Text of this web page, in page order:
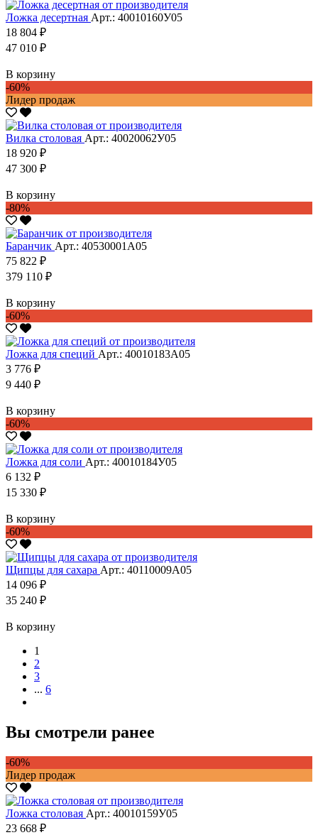
Ложка десертная Арт.: 40010160У05
18 804 ₽
47 010 ₽
В корзину
-60%
Лидер продаж
Вилка столовая Арт.: 40020062У05
18 920 ₽
47 300 ₽
В корзину
-80%
Баранчик Арт.: 40530001А05
75 822 ₽
379 110 ₽
В корзину
-60%
Ложка для специй Арт.: 40010183А05
3 776 ₽
9 440 ₽
В корзину
-60%
Ложка для соли Арт.: 40010184У05
6 132 ₽
15 330 ₽
В корзину
-60%
Щипцы для сахара Арт.: 40110009А05
14 096 ₽
35 240 ₽
В корзину
1
2
3
... 6
Вы смотрели ранее
-60%
Лидер продаж
Ложка столовая Арт.: 40010159У05
23 668 ₽